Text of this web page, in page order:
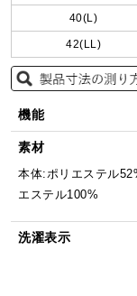
40(L)
42(LL)
機能
素材
本体:ポリエステル
エステル100%
洗濯表示